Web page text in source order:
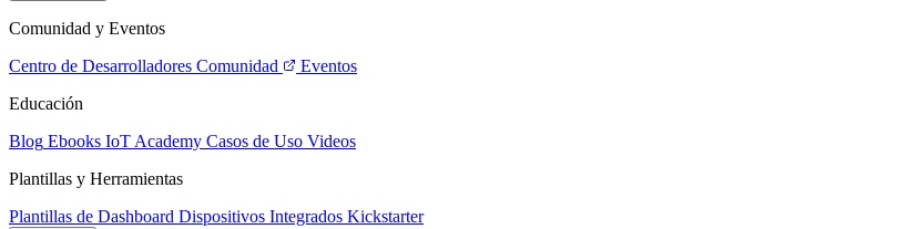
Comunidad y Eventos
Centro de Desarrolladores Comunidad
Eventos
Educación
Blog Ebooks IoT Academy Casos de Uso Videos
Plantillas y Herramientas
Plantillas de Dashboard Dispositivos Integrados Kickstarter